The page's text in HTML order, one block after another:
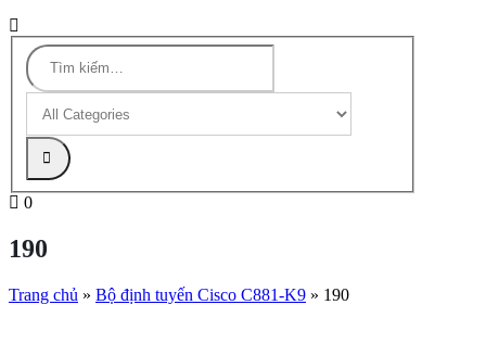
0
190
Trang chủ » Bộ định tuyến Cisco C881-K9 » 190